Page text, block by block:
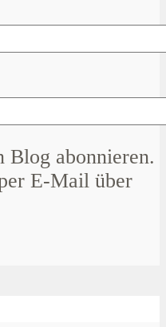
Blog abonnieren.
E-Mail über